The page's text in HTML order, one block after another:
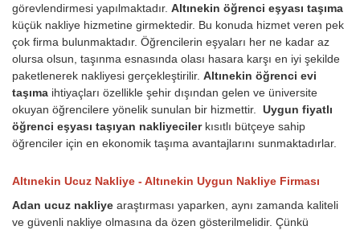
görevlendirmesi yapılmaktadır. Altınekin öğrenci eşyası taşıma
küçük nakliye hizmetine girmektedir. Bu konuda hizmet veren pek
çok firma bulunmaktadır. Öğrencilerin eşyaları her ne kadar az
olursa olsun, taşınma esnasında olası hasara karşı en iyi şekilde
paketlenerek nakliyesi gerçekleştirilir. Altınekin öğrenci evi
taşıma ihtiyaçları özellikle şehir dışından gelen ve üniversite
okuyan öğrencilere yönelik sunulan bir hizmettir. Uygun fiyatlı
öğrenci eşyası taşıyan nakliyeciler kısıtlı bütçeye sahip
öğrenciler için en ekonomik taşıma avantajlarını sunmaktadırlar.
Altınekin Ucuz Nakliye - Altınekin Uygun Nakliye Firması
Adan ucuz nakliye araştırması yaparken, aynı zamanda kaliteli
ve güvenli nakliye olmasına da özen gösterilmelidir. Çünkü